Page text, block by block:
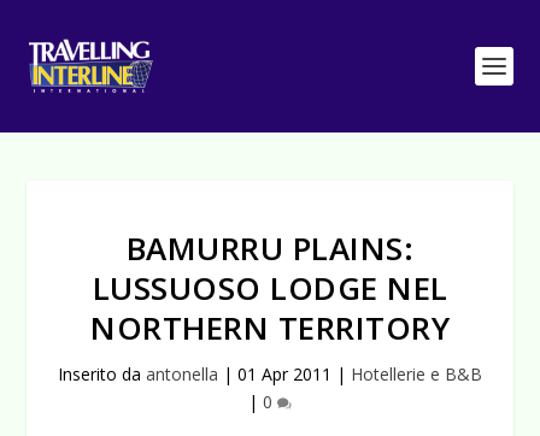
BAMURRU PLAINS:
LUSSUOSO LODGE NEL
NORTHERN TERRITORY
Inserito da antonella | 01 Apr 2011 | Hotellerie e B&B
| 0